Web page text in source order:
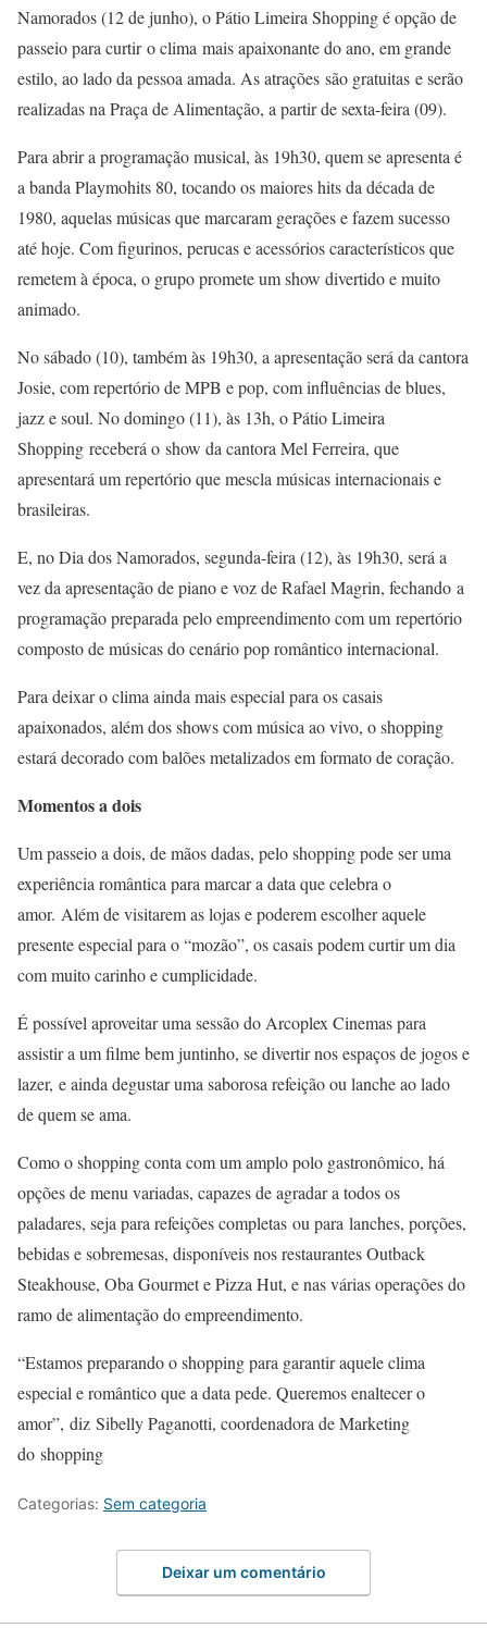
Namorados (12 de junho), o Pátio Limeira Shopping é opção de
passeio para curtir o clima mais apaixonante do ano, em grande
estilo, ao lado da pessoa amada. As atrações são gratuitas e serão
realizadas na Praça de Alimentação, a partir de sexta-feira (09).
Para abrir a programação musical, às 19h30, quem se apresenta é
a banda Playmohits 80, tocando os maiores hits da década de
1980, aquelas músicas que marcaram gerações e fazem sucesso
até hoje. Com figurinos, perucas e acessórios característicos que
remetem à época, o grupo promete um show divertido e muito
animado.
No sábado (10), também às 19h30, a apresentação será da cantora
Josie, com repertório de MPB e pop, com influências de blues,
jazz e soul. No domingo (11), às 13h, o Pátio Limeira
Shopping receberá o show da cantora Mel Ferreira, que
apresentará um repertório que mescla músicas internacionais e
brasileiras.
E, no Dia dos Namorados, segunda-feira (12), às 19h30, será a
vez da apresentação de piano e voz de Rafael Magrin, fechando a
programação preparada pelo empreendimento com um repertório
composto de músicas do cenário pop romântico internacional.
Para deixar o clima ainda mais especial para os casais
apaixonados, além dos shows com música ao vivo, o shopping
estará decorado com balões metalizados em formato de coração.
Momentos a dois
Um passeio a dois, de mãos dadas, pelo shopping pode ser uma
experiência romântica para marcar a data que celebra o
amor. Além de visitarem as lojas e poderem escolher aquele
presente especial para o “mozão”, os casais podem curtir um dia
com muito carinho e cumplicidade.
É possível aproveitar uma sessão do Arcoplex Cinemas para
assistir a um filme bem juntinho, se divertir nos espaços de jogos e
lazer, e ainda degustar uma saborosa refeição ou lanche ao lado
de quem se ama.
Como o shopping conta com um amplo polo gastronômico, há
opções de menu variadas, capazes de agradar a todos os
paladares, seja para refeições completas ou para lanches, porções,
bebidas e sobremesas, disponíveis nos restaurantes Outback
Steakhouse, Oba Gourmet e Pizza Hut, e nas várias operações do
ramo de alimentação do empreendimento.
“Estamos preparando o shopping para garantir aquele clima
especial e romântico que a data pede. Queremos enaltecer o
amor”, diz Sibelly Paganotti, coordenadora de Marketing
do shopping
Categorias: Sem categoria
Deixar um comentário